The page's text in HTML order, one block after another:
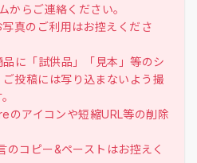
からご連絡ください。
真のご利用はお控えくださ
に「試供品」「見本」等のシ
投稿には写り込まないよう撮
のアイコンや短縮URL等の削除
コピー&ペーストはお控えく